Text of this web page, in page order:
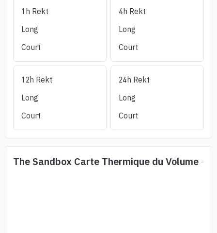
1h Rekt
Long
Court
4h Rekt
Long
Court
12h Rekt
Long
Court
24h Rekt
Long
Court
The Sandbox Carte Thermique du Volume